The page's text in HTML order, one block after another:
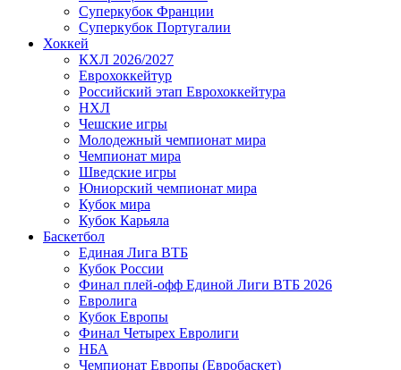
Суперкубок Франции
Суперкубок Португалии
Хоккей
КХЛ 2026/2027
Еврохоккейтур
Российский этап Еврохоккейтура
НХЛ
Чешские игры
Молодежный чемпионат мира
Чемпионат мира
Шведские игры
Юниорский чемпионат мира
Кубок мира
Кубок Карьяла
Баскетбол
Единая Лига ВТБ
Кубок России
Финал плей-офф Единой Лиги ВТБ 2026
Евролига
Кубок Европы
Финал Четырех Евролиги
НБА
Чемпионат Европы (Евробаскет)